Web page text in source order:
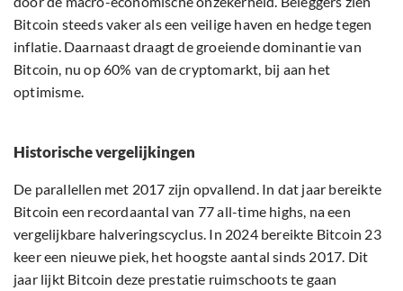
Bitcoin steeds vaker als een veilige haven en hedge tegen
inflatie. Daarnaast draagt de groeiende dominantie van
Bitcoin, nu op 60% van de cryptomarkt, bij aan het
optimisme.
Historische vergelijkingen
De parallellen met 2017 zijn opvallend. In dat jaar bereikte
Bitcoin een recordaantal van 77 all-time highs, na een
vergelijkbare halveringscyclus. In 2024 bereikte Bitcoin 23
keer een nieuwe piek, het hoogste aantal sinds 2017. Dit
jaar lijkt Bitcoin deze prestatie ruimschoots te gaan